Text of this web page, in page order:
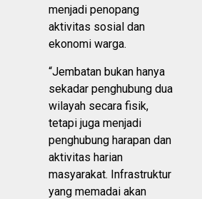
menjadi penopang
aktivitas sosial dan
ekonomi warga.
“Jembatan bukan hanya
sekadar penghubung dua
wilayah secara fisik,
tetapi juga menjadi
penghubung harapan dan
aktivitas harian
masyarakat. Infrastruktur
yang memadai akan